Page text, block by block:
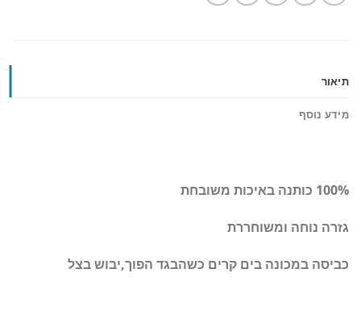
תיאור
מידע נוסף
100% כותנה באיכות משובחת
גזרה נוחה ומשוחררת
כביסה במכונה בים קרים כשהבגד הפוך,יבוש בצל